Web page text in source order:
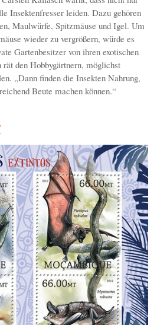
Insektenfresser leiden. Dazu gehören
Maulwürfe, Spitzmäuse und Igel. Um
wieder zu vergrößern, würde es
Gartenbesitzer von ihren exotischen
den Hobbygärtnern, möglichst
„Dann finden die Insekten Nahrung,
Beute machen können.“